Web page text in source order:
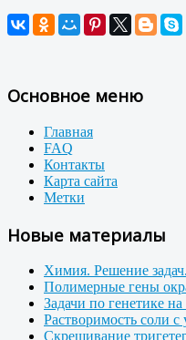
Основное меню
Главная
FAQ
Контакты
Карта сайта
Метки
Новые материалы
Химия. Решение
Полимерные гены
Задачи по генетике
Растворимость соли
Скрещивание